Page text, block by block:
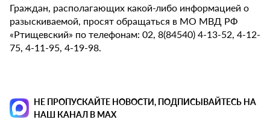
Граждан, располагающих какой-либо информацией о
разыскиваемой, просят обращаться в МО МВД РФ
«Ртищевский» по телефонам: 02, 8(84540) 4-13-52, 4-12-
75, 4-11-95, 4-19-98.
НЕ ПРОПУСКАЙТЕ НОВОСТИ, ПОДПИСЫВАЙТЕСЬ НА
НАШ КАНАЛ В MAX